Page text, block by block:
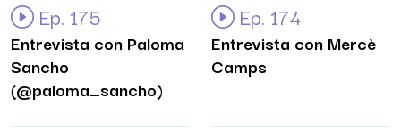
Ep. 175
Entrevista con Paloma
Sancho
(@paloma_sancho)
Ep. 174
Entrevista con Mercè
Camps